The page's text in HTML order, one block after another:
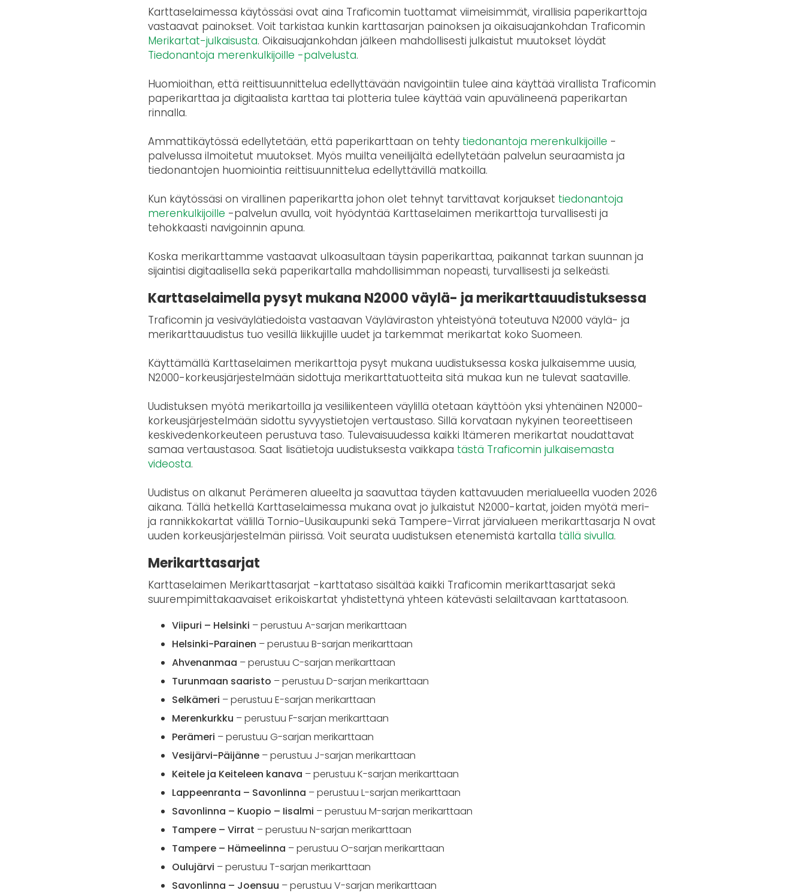
Karttaselaimessa käytössäsi ovat aina Traficomin tuottamat viimeisimmät, virallisia paperikarttoja
vastaavat painokset. Voit tarkistaa kunkin karttasarjan painoksen ja oikaisuajankohdan Traficomin
Merikartat-julkaisusta. Oikaisuajankohdan jälkeen mahdollisesti julkaistut muutokset löydät
Tiedonantoja merenkulkijoille -palvelusta.
Huomioithan, että reittisuunnittelua edellyttävään navigointiin tulee aina käyttää virallista Traficomin
paperikarttaa ja digitaalista karttaa tai plotteria tulee käyttää vain apuvälineenä paperikartan
rinnalla.
Ammattikäytössä edellytetään, että paperikarttaan on tehty tiedonantoja merenkulkijoille -
palvelussa ilmoitetut muutokset. Myös muilta veneilijältä edellytetään palvelun seuraamista ja
tiedonantojen huomiointia reittisuunnittelua edellyttävillä matkoilla.
Kun käytössäsi on virallinen paperikartta johon olet tehnyt tarvittavat korjaukset tiedonantoja
merenkulkijoille -palvelun avulla, voit hyödyntää Karttaselaimen merikarttoja turvallisesti ja
tehokkaasti navigoinnin apuna.
Koska merikarttamme vastaavat ulkoasultaan täysin paperikarttaa, paikannat tarkan suunnan ja
sijaintisi digitaalisella sekä paperikartalla mahdollisimman nopeasti, turvallisesti ja selkeästi.
Karttaselaimella pysyt mukana N2000 väylä- ja merikarttauudistuksessa
Traficomin ja vesiväylätiedoista vastaavan Väyläviraston yhteistyönä toteutuva N2000 väylä- ja
merikarttauudistus tuo vesillä liikkujille uudet ja tarkemmat merikartat koko Suomeen.
Käyttämällä Karttaselaimen merikarttoja pysyt mukana uudistuksessa koska julkaisemme uusia,
N2000-korkeusjärjestelmään sidottuja merikarttatuotteita sitä mukaa kun ne tulevat saataville.
Uudistuksen myötä merikartoilla ja vesiliikenteen väylillä otetaan käyttöön yksi yhtenäinen N2000-
korkeusjärjestelmään sidottu syvyystietojen vertaustaso. Sillä korvataan nykyinen teoreettiseen
keskivedenkorkeuteen perustuva taso. Tulevaisuudessa kaikki Itämeren merikartat noudattavat
samaa vertaustasoa. Saat lisätietoja uudistuksesta vaikkapa tästä Traficomin julkaisemasta
videosta.
Uudistus on alkanut Perämeren alueelta ja saavuttaa täyden kattavuuden merialueella vuoden 2026
aikana. Tällä hetkellä Karttaselaimessa mukana ovat jo julkaistut N2000-kartat, joiden myötä meri-
ja rannikkokartat välillä Tornio-Uusikaupunki sekä Tampere-Virrat järvialueen merikarttasarja N ovat
uuden korkeusjärjestelmän piirissä. Voit seurata uudistuksen etenemistä kartalla tällä sivulla.
Merikarttasarjat
Karttaselaimen Merikarttasarjat -karttataso sisältää kaikki Traficomin merikarttasarjat sekä
suurempimittakaavaiset erikoiskartat yhdistettynä yhteen kätevästi selailtavaan karttatasoon.
Viipuri – Helsinki – perustuu A-sarjan merikarttaan
Helsinki-Parainen – perustuu B-sarjan merikarttaan
Ahvenanmaa – perustuu C-sarjan merikarttaan
Turunmaan saaristo – perustuu D-sarjan merikarttaan
Selkämeri – perustuu E-sarjan merikarttaan
Merenkurkku – perustuu F-sarjan merikarttaan
Perämeri – perustuu G-sarjan merikarttaan
Vesijärvi-Päijänne – perustuu J-sarjan merikarttaan
Keitele ja Keiteleen kanava – perustuu K-sarjan merikarttaan
Lappeenranta – Savonlinna – perustuu L-sarjan merikarttaan
Savonlinna – Kuopio – Iisalmi – perustuu M-sarjan merikarttaan
Tampere – Virrat – perustuu N-sarjan merikarttaan
Tampere – Hämeelinna – perustuu O-sarjan merikarttaan
Oulujärvi – perustuu T-sarjan merikarttaan
Savonlinna – Joensuu – perustuu V-sarjan merikarttaan